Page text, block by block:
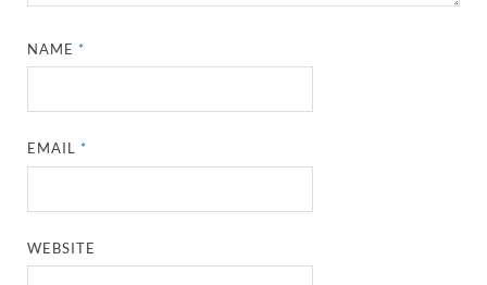
NAME*
EMAIL*
WEBSITE